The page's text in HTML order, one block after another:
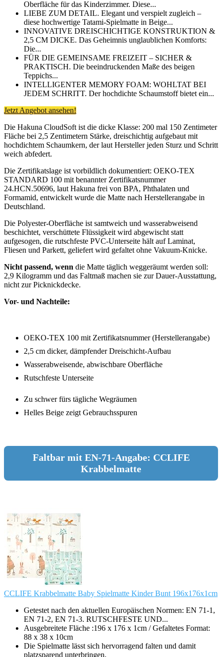
Oberfläche für das Kinderzimmer. Diese...
LIEBE ZUM DETAIL. Elegant und verspielt zugleich –
diese hochwertige Tatami-Spielmatte in Beige...
INNOVATIVE DREISCHICHTIGE KONSTRUKTION &
2,5 CM DICKE. Das Geheimnis unglaublichen Komforts:
Die...
FÜR DIE GEMEINSAME FREIZEIT – SICHER &
PRAKTISCH. Die beeindruckenden Maße des beigen
Teppichs...
INTELLIGENTER MEMORY FOAM: WOHLTAT BEI
JEDEM SCHRITT. Der hochdichte Schaumstoff bietet ein...
Jetzt Angebot ansehen!
Die Hakuna CloudSoft ist die dicke Klasse: 200 mal 150 Zentimeter
Fläche bei 2,5 Zentimetern Stärke, dreischichtig aufgebaut mit
hochdichtem Schaumkern, der laut Hersteller jeden Sturz und Schritt
weich abfedert.
Die Zertifikatslage ist vorbildlich dokumentiert: OEKO-TEX
STANDARD 100 mit benannter Zertifikatsnummer
24.HCN.50696, laut Hakuna frei von BPA, Phthalaten und
Formamid, entwickelt wurde die Matte nach Herstellerangabe in
Deutschland.
Die Polyester-Oberfläche ist samtweich und wasserabweisend
beschichtet, verschüttete Flüssigkeit wird abgewischt statt
aufgesogen, die rutschfeste PVC-Unterseite hält auf Laminat,
Fliesen und Parkett, geliefert wird gefaltet ohne Vakuum-Knicke.
Nicht passend, wenn die Matte täglich weggeräumt werden soll:
2,9 Kilogramm und das Faltmaß machen sie zur Dauer-Ausstattung,
nicht zur Picknickdecke.
Vor- und Nachteile:
OEKO-TEX 100 mit Zertifikatsnummer (Herstellerangabe)
2,5 cm dicker, dämpfender Dreischicht-Aufbau
Wasserabweisende, abwischbare Oberfläche
Rutschfeste Unterseite
Zu schwer fürs tägliche Wegräumen
Helles Beige zeigt Gebrauchsspuren
Faltbar mit EN-71-Angabe: CCLIFE
Krabbelmatte
CCLIFE Krabbelmatte Baby Spielmatte Kinder Bunt 196x176x1cm
Getestet nach den aktuellen Europäischen Normen: EN 71-1,
EN 71-2, EN 71-3. RUTSCHFESTE UND...
Ausgebreitete Fläche :196 x 176 x 1cm / Gefaltetes Format:
88 x 38 x 10cm
Die Spielmatte lässt sich hervorragend falten und damit
platzsparend unterbringen.